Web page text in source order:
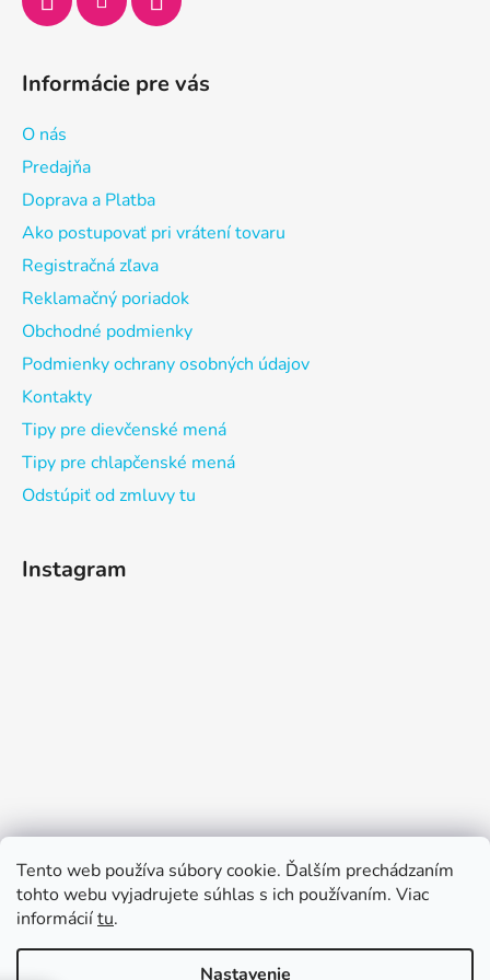
Tento web používa súbory cookie. Ďalším prechádzaním
tohto webu vyjadrujete súhlas s ich používaním. Viac
informáciítu.
Nastavenie
Informácie pre vás
O nás
Predajňa
Doprava a Platba
Ako postupovať pri vrátení tovaru
Registračná zľava
Reklamačný poriadok
Obchodné podmienky
Podmienky ochrany osobných údajov
Kontakty
Tipy pre dievčenské mená
Tipy pre chlapčenské mená
Odstúpiť od zmluvy tu
Instagram
Sledovať na Instagrame